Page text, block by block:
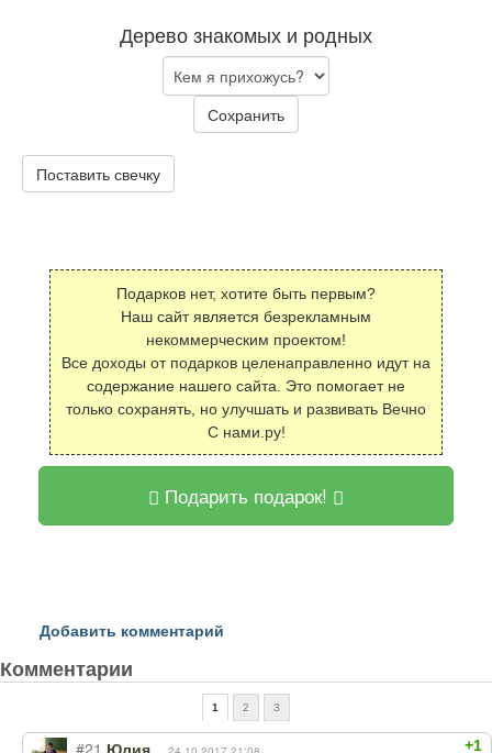
Дерево знакомых и родных
Сохранить
Поставить свечку
Подарков нет, хотите быть первым?
Наш сайт является безрекламным
некоммерческим проектом!
Все доходы от подарков целенаправленно идут на
содержание нашего сайта. Это помогает не
только сохранять, но улучшать и развивать Вечно
С нами.ру!
Подарить подарок!
Добавить комментарий
Комментарии
1 2 3
+1
#21